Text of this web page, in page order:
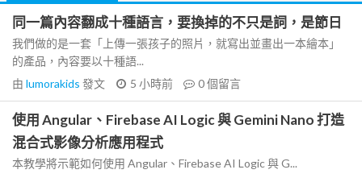
同一篇內容翻成十種語言，要換掉的不只是詞，是節日
我們做的是一套「上傳一張孩子的照片，就寫出並畫出一本繪本」
的產品，內容要以十種語...
由 lumorakids 發文 5 小時前 0個留言
使用 Angular、Firebase AI Logic 與 Gemini Nano 打造
混合式影像分析應用程式
本教學將示範如何使用 Angular、Firebase AI Logic 與 G...